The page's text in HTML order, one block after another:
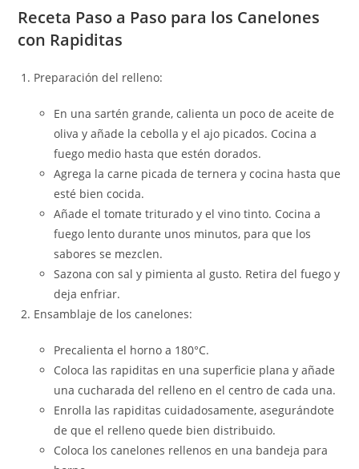
Receta Paso a Paso para los Canelones
con Rapiditas
Preparación del relleno:
En una sartén grande, calienta un poco de aceite de
oliva y añade la cebolla y el ajo picados. Cocina a
fuego medio hasta que estén dorados.
Agrega la carne picada de ternera y cocina hasta que
esté bien cocida.
Añade el tomate triturado y el vino tinto. Cocina a
fuego lento durante unos minutos, para que los
sabores se mezclen.
Sazona con sal y pimienta al gusto. Retira del fuego y
deja enfriar.
Ensamblaje de los canelones:
Precalienta el horno a 180°C.
Coloca las rapiditas en una superficie plana y añade
una cucharada del relleno en el centro de cada una.
Enrolla las rapiditas cuidadosamente, asegurándote
de que el relleno quede bien distribuido.
Coloca los canelones rellenos en una bandeja para